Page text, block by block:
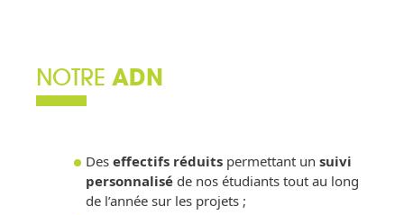
NOTRE ADN
Des effectifs réduits permettant un suivi
personnalisé de nos étudiants tout au long
de l’année sur les projets ;